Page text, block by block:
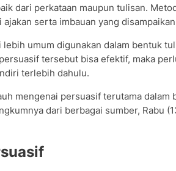
dari perkataan maupun tulisan.
ajakan serta imbauan yang
umum digunakan dalam bentuk
tersebut bisa efektif, maka
terlebih dahulu.
mengenai persuasif terutama
dari berbagai sumber, Rabu